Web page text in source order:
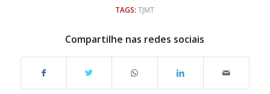
TAGS: TJMT
Compartilhe nas redes sociais